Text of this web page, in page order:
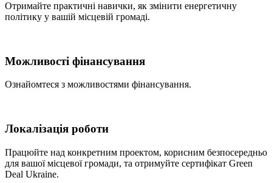
Отримайте практичні навички, як змінити енергетичну
політику у вашій місцевій громаді.
Можливості фінансування
Ознайомтеся з можливостями фінансування.
Локалізація роботи
Працюйте над конкретним проектом, корисним безпосередньо
для вашої місцевої громади, та отримуйте сертифікат Green
Deal Ukraine.